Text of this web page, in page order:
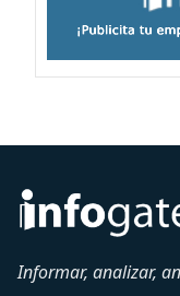
Informar, analizar,